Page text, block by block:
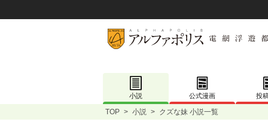
小説 公式漫画 投
TOP > 小説 > クズな妹 小説一覧